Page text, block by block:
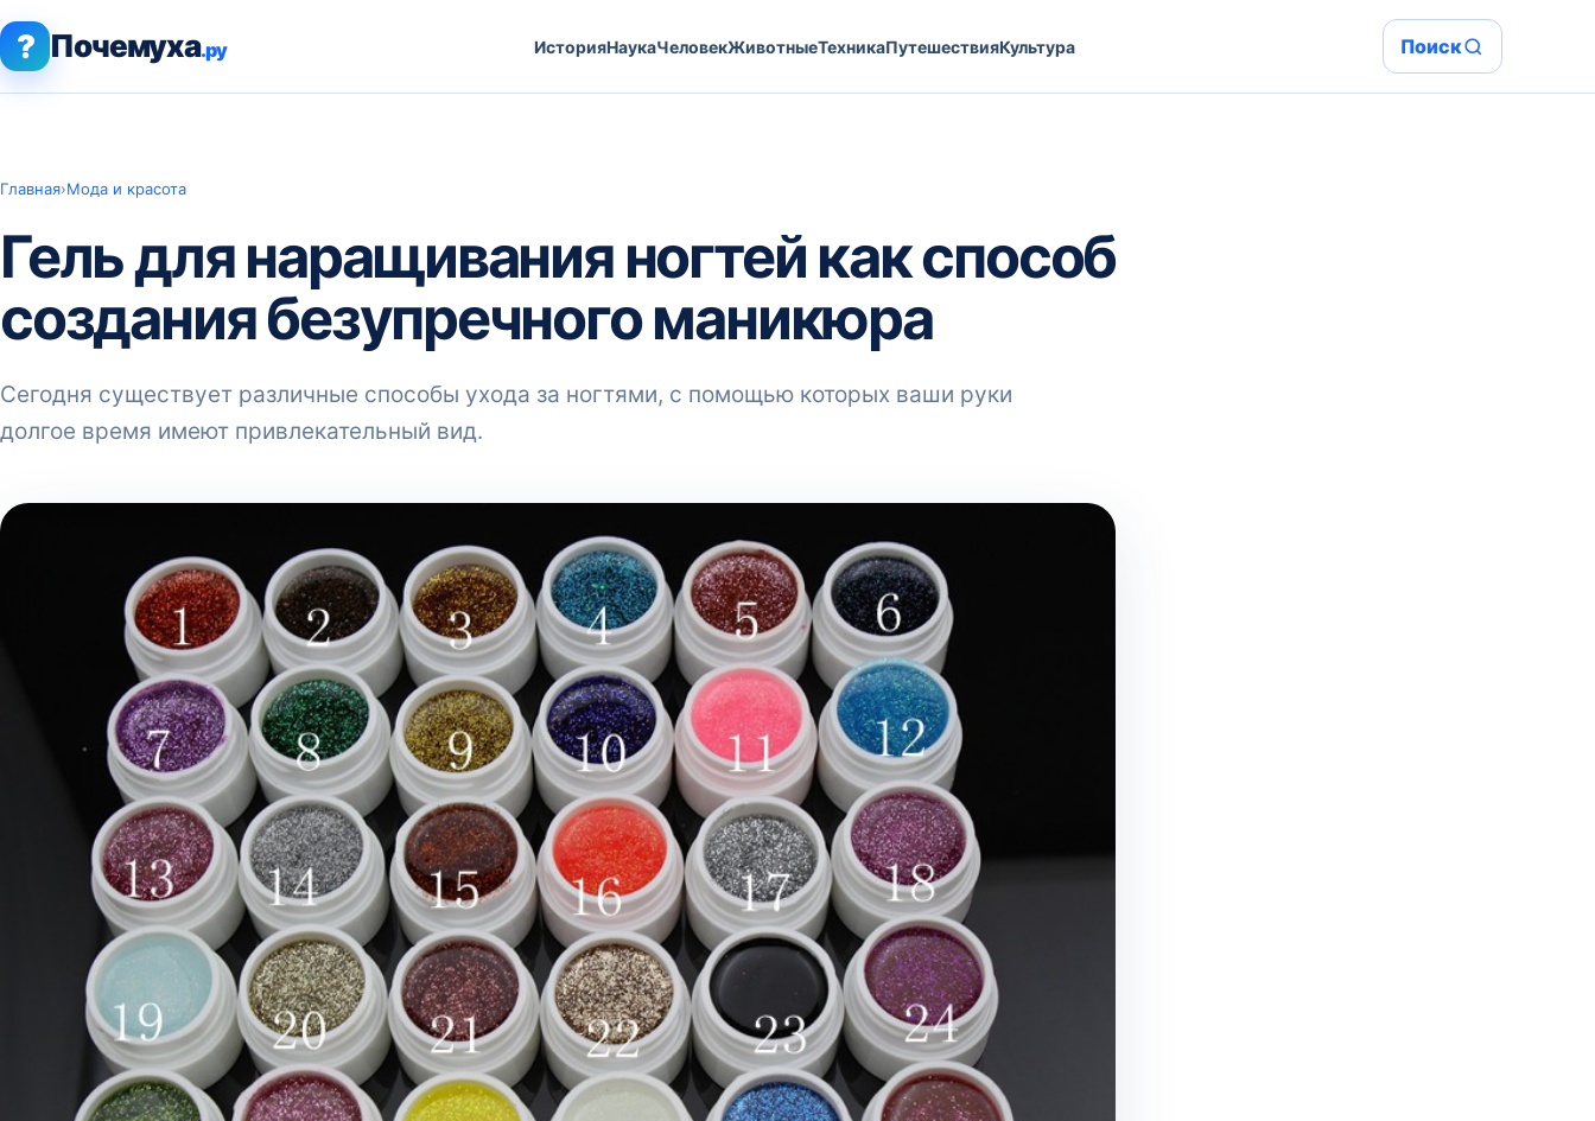
? Почемуха.ру ИсторияНаукаЧеловекЖивотныеТехникаПутешествияКультура Поиск
Главная›Мода и красота
Гель для наращивания ногтей как способ
создания безупречного маникюра
Сегодня существует различные способы ухода за ногтями, с помощью которых ваши руки
долгое время имеют привлекательный вид.